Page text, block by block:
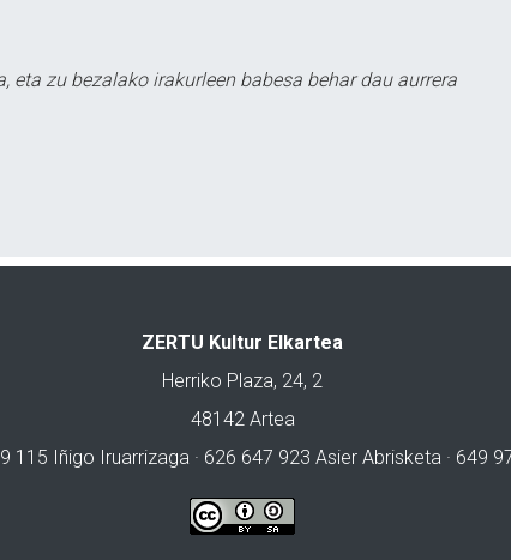
eta zu bezalako irakurleen babesa behar dau aurrera
ZERTU Kultur Elkartea
Herriko Plaza, 24, 2
48142 Artea
Iñigo Iruarrizaga · 626 647 923 Asier Abrisketa · 649